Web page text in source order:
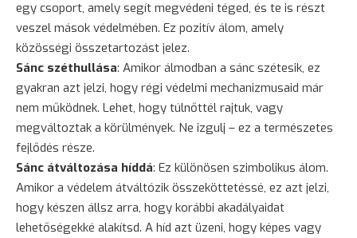
egy csoport, amely segít megvédeni téged, és te is részt
veszel mások védelmében. Ez pozitív álom, amely
közösségi összetartozást jelez.
Sánc széthullása: Amikor álmodban a sánc szétesik, ez
gyakran azt jelzi, hogy régi védelmi mechanizmusaid már
nem működnek. Lehet, hogy túlnőttél rajtuk, vagy
megváltoztak a körülmények. Ne izgulj – ez a természetes
fejlődés része.
Sánc átváltozása híddá: Ez különösen szimbolikus álom.
Amikor a védelem átváltózik összeköttetéssé, ez azt jelzi,
hogy készen állsz arra, hogy korábbi akadályaidat
lehetőségekké alakítsd. A híd azt üzeni, hogy képes vagy